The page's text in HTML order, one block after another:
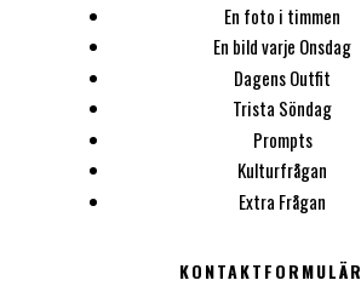
En foto i timmen
En bild varje Onsdag
Dagens Outfit
Trista Söndag
Prompts
Kulturfrågan
Extra Frågan
KONTAKTFORMULÄR